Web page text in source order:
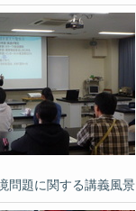
問題に関する講義風景